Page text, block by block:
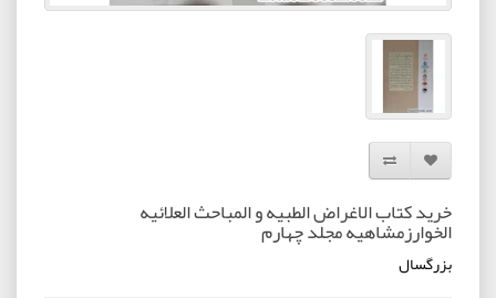
افزودن به لیست دلخواه
مقایسه این محصول
خرید کتاب الاغراض الطبیه و المباحث العلائیه
الخوارزمشاهیه مجلد چهارم
بزرگسال